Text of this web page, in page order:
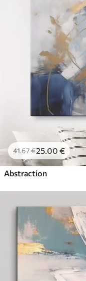
41.67€25.00 €
Abstraction